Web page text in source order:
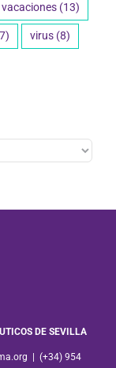
vacaciones (13)
virus (8)
DE SEVILLA
(+34) 954